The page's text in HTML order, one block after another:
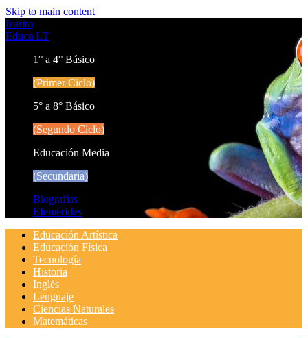
Skip to main content
Icarito
Educa LT
1° a 4° Básico
(Primer Ciclo)
5° a 8° Básico
(Segundo Ciclo)
Educación Media
(Secundaria)
Biografías
Efemérides
Educación Artística
Educación Física
Tecnología
Historia
Inglés
Lenguaje
Ciencias Naturales
Matemáticas